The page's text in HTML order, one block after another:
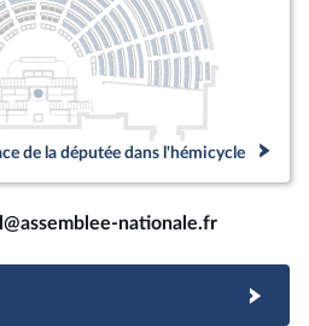
de la députée dans l'hémicycle
nationale.fr